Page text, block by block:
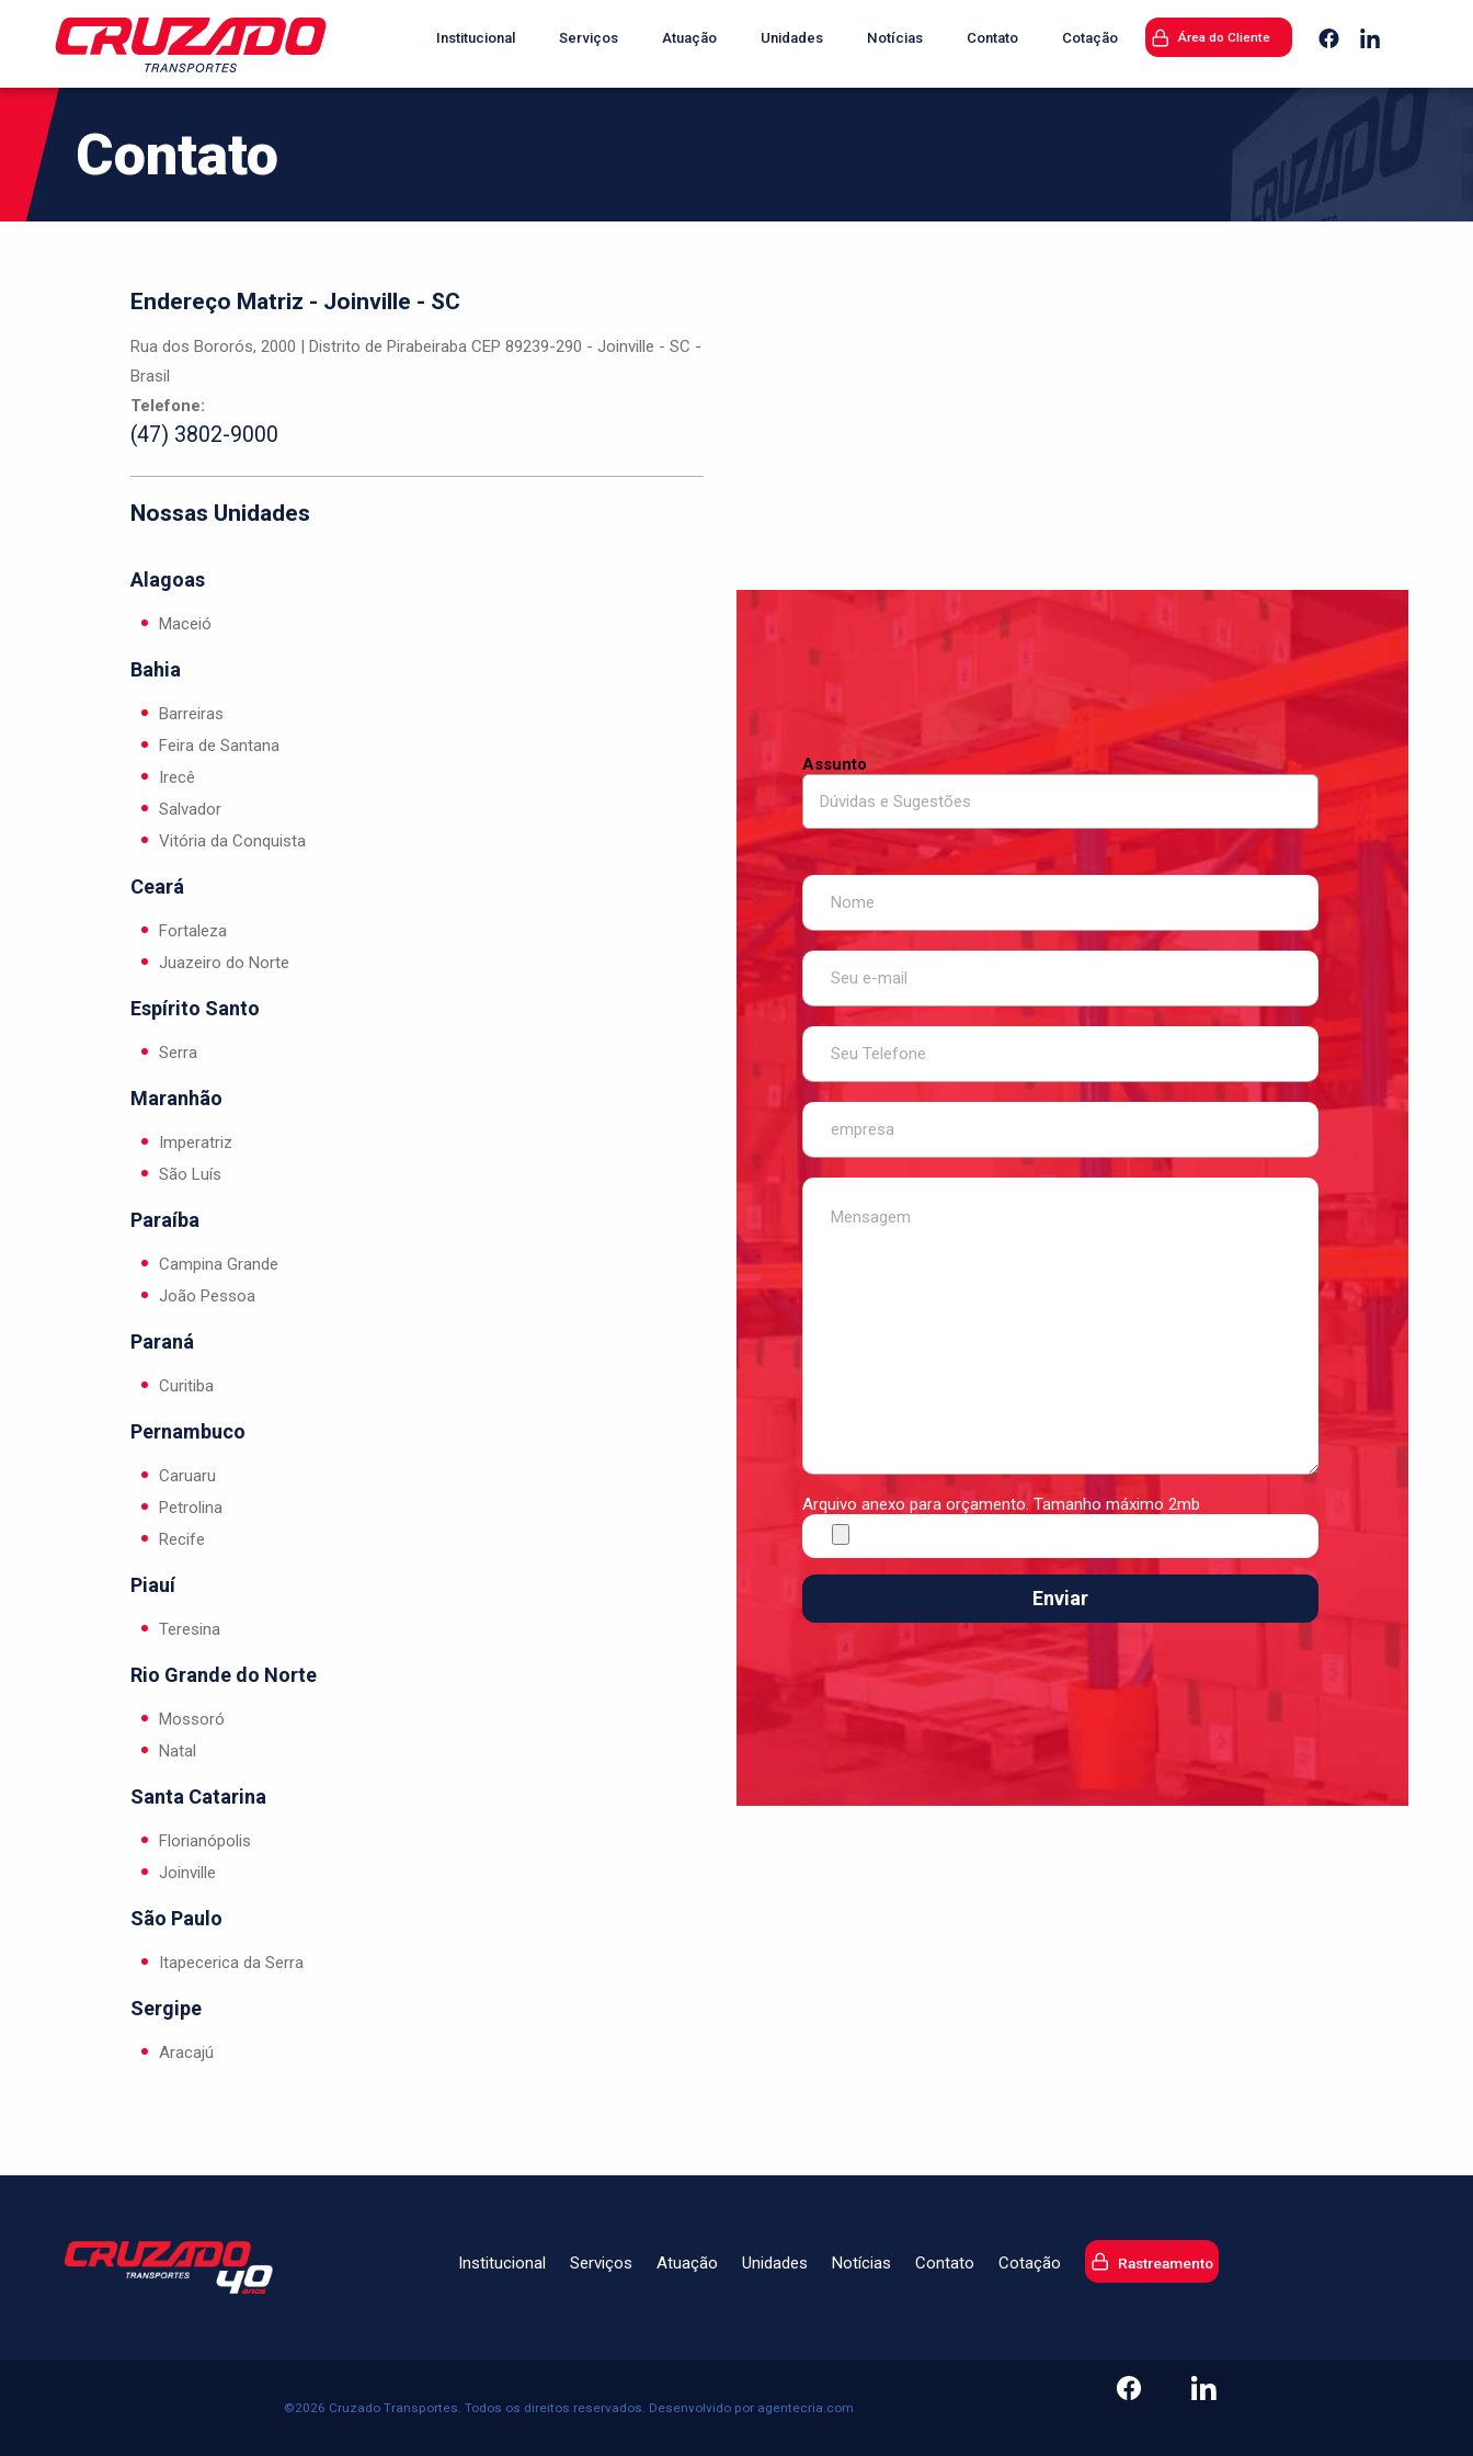
Institucional Serviços Atuação Unidades Notícias Contato Cotação Área do Cliente
Contato
Endereço Matriz - Joinville - SC
Rua dos Bororós, 2000 | Distrito de Pirabeiraba CEP 89239-290 - Joinville - SC -
Brasil
Telefone:
(47) 3802-9000
Nossas Unidades
Alagoas
Maceió
Bahia
Barreiras
Feira de Santana
Irecê
Salvador
Vitória da Conquista
Ceará
Fortaleza
Juazeiro do Norte
Espírito Santo
Serra
Maranhão
Imperatriz
São Luís
Paraíba
Campina Grande
João Pessoa
Paraná
Curitiba
Pernambuco
Caruaru
Petrolina
Recife
Piauí
Teresina
Rio Grande do Norte
Mossoró
Natal
Santa Catarina
Florianópolis
Joinville
São Paulo
Itapecerica da Serra
Sergipe
Aracajú
Assunto
Arquivo anexo para orçamento. Tamanho máximo 2mb
Institucional Serviços Atuação Unidades Notícias Contato Cotação Rastreamento
©2026 Cruzado Transportes. Todos os direitos reservados. Desenvolvido por agentecria.com